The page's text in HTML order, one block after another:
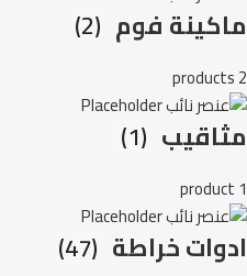
ماكينة فوم (2)
2 products
مثاقيب (1)
1 product
ادوات خراطة (47)